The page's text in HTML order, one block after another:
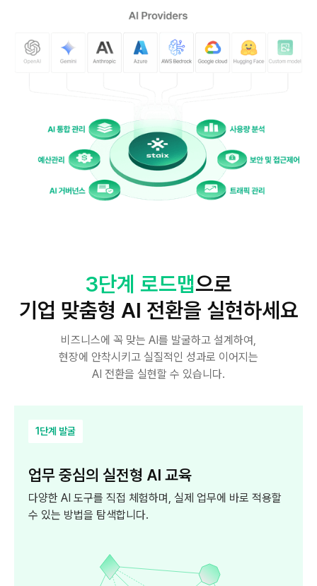
3단계 로드맵으로
기업 맞춤형 AI 전환을 실현하세요
비즈니스에 꼭 맞는 AI를 발굴하고 설계하여,
현장에 안착시키고 실질적인 성과로 이어지는
AI 전환을 실현할 수 있습니다.
1단계 발굴
업무 중심의 실전형 AI 교육
다양한 AI 도구를 직접 체험하며, 실제 업무에 바로 적용할
수 있는 방법을 탐색합니다.